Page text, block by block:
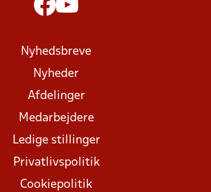
Nyhedsbreve
Nyheder
Afdelinger
Medarbejdere
Ledige stillinger
Privatlivspolitik
Cookiepolitik